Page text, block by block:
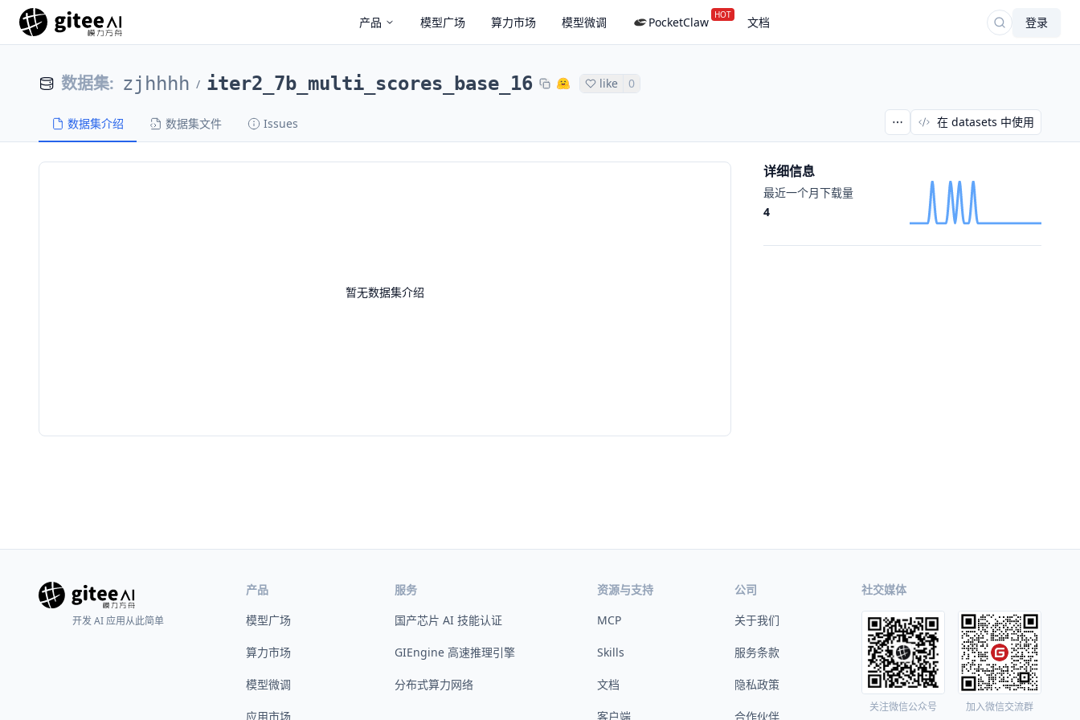
产品 模型广场 算力市场 模型微调 PocketClaw HOT 文档 登录
数据集: zjhhhh / iter2_7b_multi_scores_base_16 like 0
数据集介绍 数据集文件 Issues 在 datasets 中使用
暂无数据集介绍
详细信息
最近一个月下载量
4
开发 AI 应用从此简单
产品
模型广场
算力市场
模型微调
应用市场
服务
国产芯片 AI 技能认证
GIEngine 高速推理引擎
分布式算力网络
资源与支持
MCP
Skills
文档
客户端
公司
关于我们
服务条款
隐私政策
合作伙伴
社交媒体
关注微信公众号 加入微信交流群